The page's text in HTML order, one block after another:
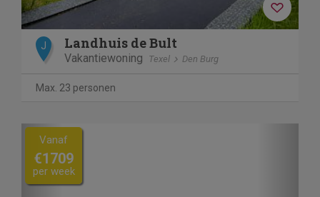
J Landhuis de Bult
Vakantiewoning Texel Den Burg
Max. 23 personen
Previous
Vanaf
€1709
per week